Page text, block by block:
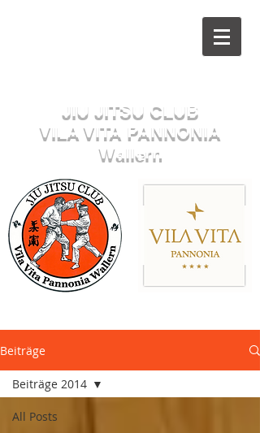
JIU JITSU CLUB
VILA VITA PANNONIA
Wallern
Beiträge
All Posts
Beiträge 2014